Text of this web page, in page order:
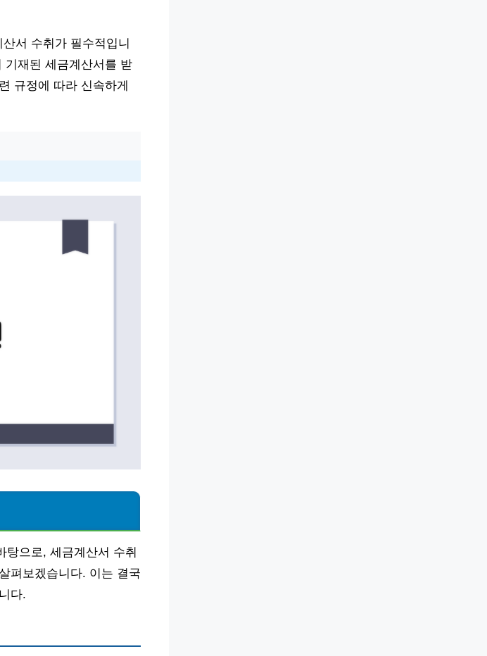
서 수취가 필수적입니
기재된 세금계산서를 받
규정에 따라 신속하게
탕으로, 세금계산서 수취
펴보겠습니다. 이는 결국
다.